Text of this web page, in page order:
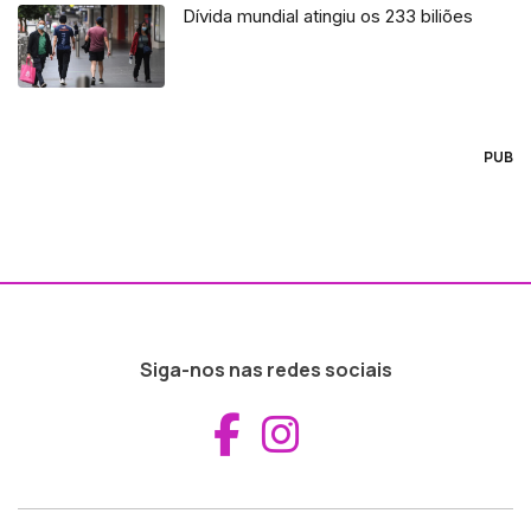
Dívida mundial atingiu os 233 biliões
PUB
Siga-nos nas redes sociais
Aceder ao